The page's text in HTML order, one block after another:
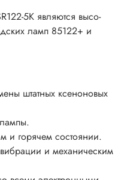
5K являются высо-
ламп 85122+ и
штатных ксеноновых
и горячем состоянии.
и механическим